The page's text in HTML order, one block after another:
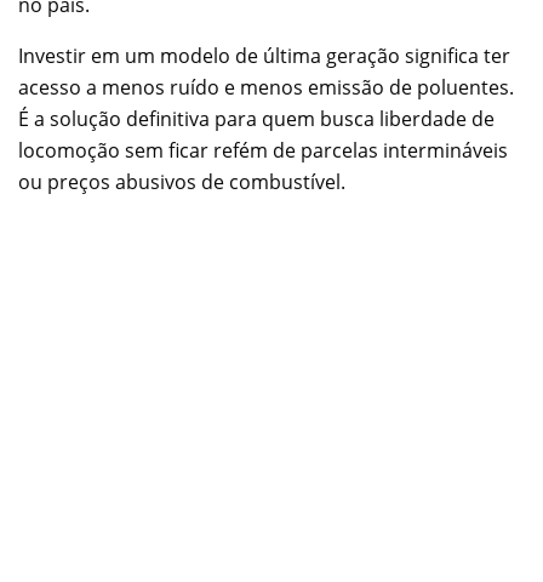
Investir em um modelo de última geração significa ter
acesso a menos ruído e menos emissão de poluentes.
É a solução definitiva para quem busca liberdade de
locomoção sem ficar refém de parcelas intermináveis
ou preços abusivos de combustível.